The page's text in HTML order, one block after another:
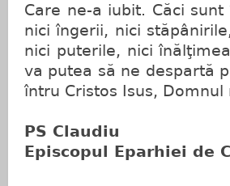
Care ne-a iubit. Căci
nici îngerii, nici
nici puterile, nici
va putea să ne despartă
întru Cristos Isus, Domnul
PS Claudiu
Episcopul Eparhiei de